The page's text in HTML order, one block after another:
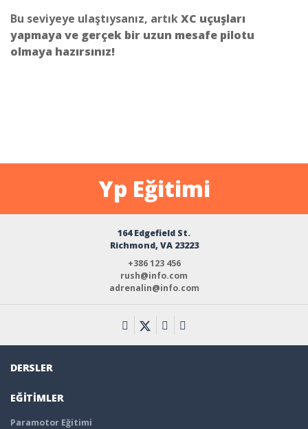
Bu seviyeye ulaştıysanız, artıkXC uçuşları
yapmaya ve gerçek bir uzun mesafe pilotu
olmaya hazırsınız!
Yp Eğitimi
164 Edgefield St.
Richmond, VA 23223
+386 123 456
rush@info.com
adrenalin@info.com
DERSLER
EĞITIMLER
Paramotor Eğitimi